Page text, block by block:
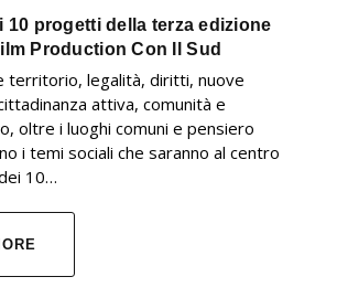
10 progetti della terza edizione
Production Con Il Sud
territorio, legalità, diritti, nuove
attiva, comunità e
oltre i luoghi comuni e pensiero
i temi sociali che saranno al centro
10…